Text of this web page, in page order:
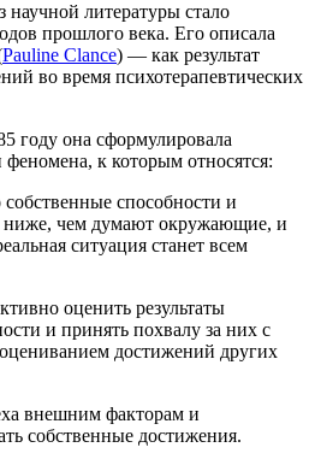
литературы стало
прошлого века. Его описала
Pauline Clance) — как результат
во время психотерапевтических
году она сформулировала
к которым относятся:
способности и
ниже, чем думают окружающие, и
ситуация станет всем
оценить результаты
и принять похвалу за них с
достижений других
внешним факторам и
собственные достижения.